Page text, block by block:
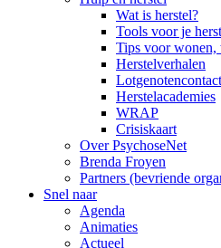
Wat is herstel?
Tools voor je
Tips voor wonen,
Herstelverhalen
Herstelacademies
WRAP
Crisiskaart
Over PsychoseNet
Brenda Froyen
Partners (bevriende
Snel naar
Agenda
Animaties
Actueel